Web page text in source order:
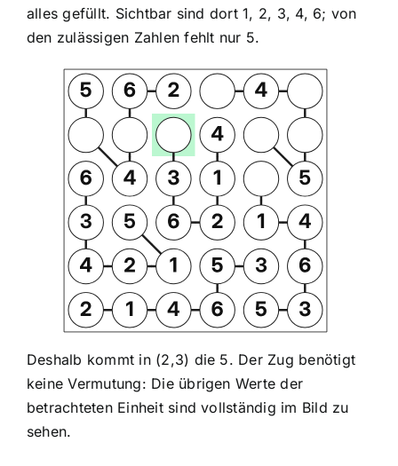
alles gefüllt. Sichtbar sind dort 1, 2, 3, 4, 6; von
den zulässigen Zahlen fehlt nur 5.
Deshalb kommt in (2,3) die 5. Der Zug benötigt
keine Vermutung: Die übrigen Werte der
betrachteten Einheit sind vollständig im Bild zu
sehen.